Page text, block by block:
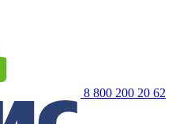
8 800 200 20 62